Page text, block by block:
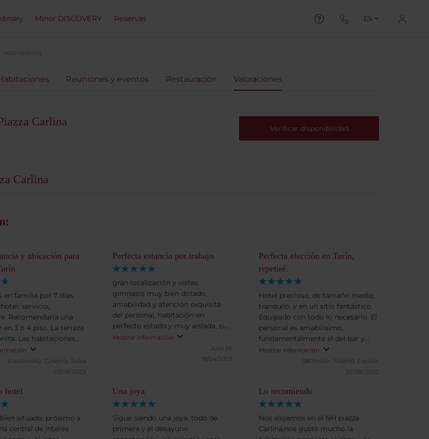
Minor DISCOVERY Reservas ES
Valoraciones
Reuniones y eventos Restauración Valoraciones
Carlina
Verificar disponibilidad
Carlina
hotel.
situado, próximo a
central de interés
Una joya
Sigue siendo una joya, todo de
primera y el desayuno
Lo recomiendo
Nos alojamos en el NH piazza
Carlina,nos gustó mucho la
y ubicación para
en familia por 7 días.
servicio,
Recomendaría una
en 3 ó 4 piso. La terraza
Las habitaciones
Ubicación ideal
un sitio ruidoso y
puedes llegar a la vía
joya de hotel en
donde hay buenos
comer justo al frente
recomendado!
klauskinsky. Ginebra, Suiza
09/08/2023
Perfecta estancia por trabajo
gran localización y vistas,
gimnasio muy bien dotado,
amabilidad y atención exquisita
del personal, habitación en
perfecto estado y muy aislada, sin
ruido y con temperatura perfecta,
que te permite descansar. Muy
Mostrar información
Julio M.
19/04/2023
Perfecta elección en Turín,
repetiré.
Hotel precioso, de tamaño medio,
tranquilo, y en un sitio fantástico.
Equipado con todo lo necesario. El
personal es amabilísimo,
fundamentalmente el del bar y
restauración, te hacen sentir en
casa. Enhorabuena!
Mostrar información
380maler. Madrid, España
22/08/2022